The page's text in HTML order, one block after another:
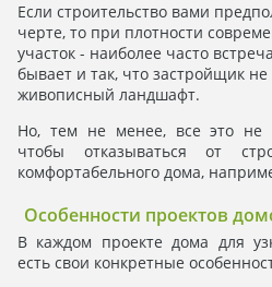
Если строительство вами
черте, то при плотности
участок - наиболее часто
бывает и так, что застройщик
живописный ландшафт.
Но, тем не менее, все это не
чтобы отказываться от
комфортабельного дома,
Особенности проектов
В каждом проекте дома для
есть свои конкретные